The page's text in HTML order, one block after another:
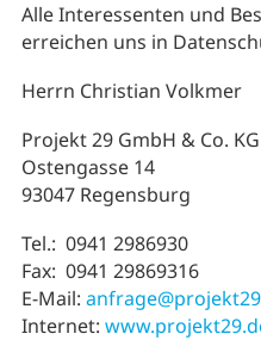
Alle Interessenten und
erreichen uns in
Herrn Christian Volkmer
Projekt 29 GmbH & Co. KG
Ostengasse 14
93047 Regensburg
Tel.: 0941 2986930
Fax: 0941 29869316
E-Mail:
Internet: